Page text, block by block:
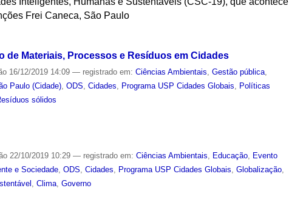
Frei Caneca, São Paulo
Materiais, Processos e Resíduos em Cidades
16/12/2019 14:09— registrado em:Ciências Ambientais ,Gestão pública
Paulo (Cidade) ,ODS ,Cidades Programa USP Cidades Globais
Políticas
sólidos
22/10/2019 10:29— registrado em:Ciências Ambientais, Educação, Evento
e Sociedade,ODS,Cidades, Programa USP Cidades Globais,Globalização,
,Clima,Governo